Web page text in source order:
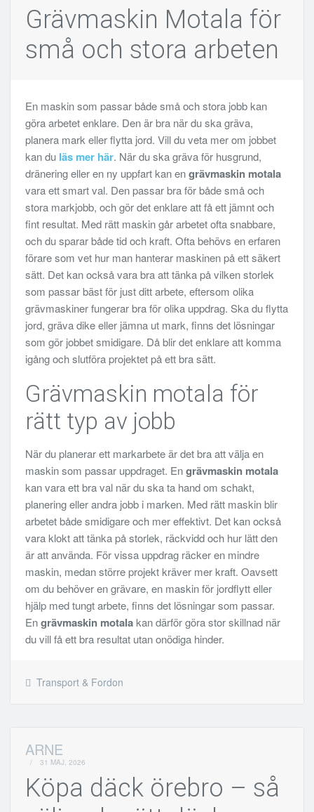
Grävmaskin Motala för
små och stora arbeten
En maskin som passar både små och stora jobb kan
göra arbetet enklare. Den är bra när du ska gräva,
planera mark eller flytta jord. Vill du veta mer om jobbet
kan du läs mer här. När du ska gräva för husgrund,
dränering eller en ny uppfart kan engrävmaskin motala
vara ett smart val. Den passar bra för både små och
stora markjobb, och gör det enklare att få ett jämnt och
fint resultat. Med rätt maskin går arbetet ofta snabbare,
och du sparar både tid och kraft. Ofta behövs en erfaren
förare som vet hur man hanterar maskinen på ett säkert
sätt. Det kan också vara bra att tänka på vilken storlek
som passar bäst för just ditt arbete, eftersom olika
grävmaskiner fungerar bra för olika uppdrag. Ska du flytta
jord, gräva dike eller jämna ut mark, finns det lösningar
som gör jobbet smidigare. Då blir det enklare att komma
igång och slutföra projektet på ett bra sätt.
Grävmaskin motala för
rätt typ av jobb
När du planerar ett markarbete är det bra att välja en
maskin som passar uppdraget. Engrävmaskin motala
kan vara ett bra val när du ska ta hand om schakt,
planering eller andra jobb i marken. Med rätt maskin blir
arbetet både smidigare och mer effektivt. Det kan också
vara klokt att tänka på storlek, räckvidd och hur lätt den
är att använda. För vissa uppdrag räcker en mindre
maskin, medan större projekt kräver mer kraft. Oavsett
om du behöver en grävare, en maskin för jordflytt eller
hjälp med tungt arbete, finns det lösningar som passar.
Engrävmaskin motalakan därför göra stor skillnad när
du vill få ett bra resultat utan onödiga hinder.
Transport & Fordon
ARNE
/ 31 MAJ, 2026
Köpa däck örebro – så